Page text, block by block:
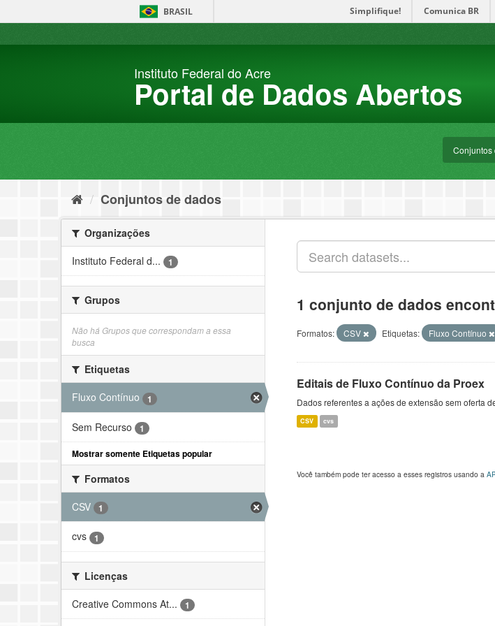
BRASIL Simplifique! Comunica BR
Instituto Federal do Acre
Portal de Dados Abertos
Conjuntos
Conjuntos de dados
Organizações
Instituto Federal d...
1
Grupos
Não há Grupos que correspondam a essa
busca
Etiquetas
Fluxo Contínuo
1
Sem Recurso
1
Mostrar somente Etiquetas popular
Formatos
CSV
1
cvs 1
Licenças
Creative Commons At...
1
1 conjunto de dados
Formatos: CSV Etiquetas: Fluxo Contínuo
Editais de Fluxo Contínuo da Proex
Dados referentes a ações de extensão sem oferta
CSV cvs
Você também pode ter acesso a esses registros usando a